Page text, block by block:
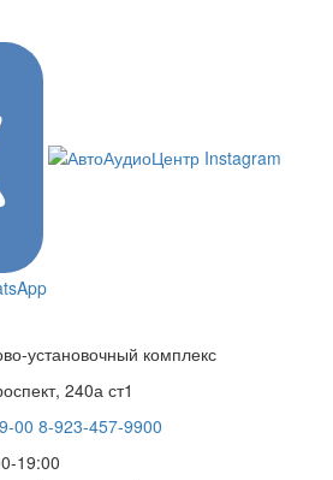
установочный комплекс
240а ст1
00 8-923-457-9900
19:00